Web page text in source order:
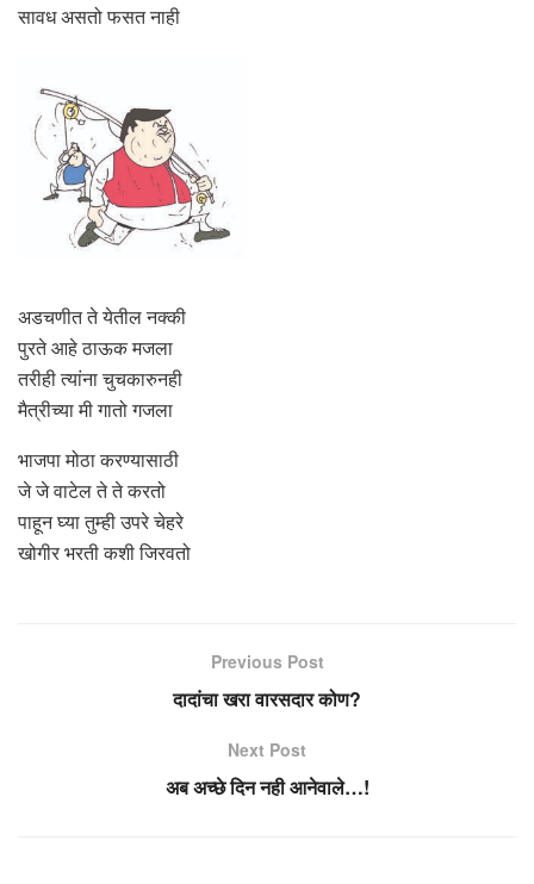
सावध असतो फसत नाही
अडचणीत ते येतील नक्की
पुरते आहे ठाऊक मजला
तरीही त्यांना चुचकारुनही
मैत्रीच्या मी गातो गजला
भाजपा मोठा करण्यासाठी
जे जे वाटेल ते ते करतो
पाहून घ्या तुम्ही उपरे चेहरे
खोगीर भरती कशी जिरवतो
Previous Post
दादांचा खरा वारसदार कोण?
Next Post
अब अच्छे दिन नही आनेवाले…!